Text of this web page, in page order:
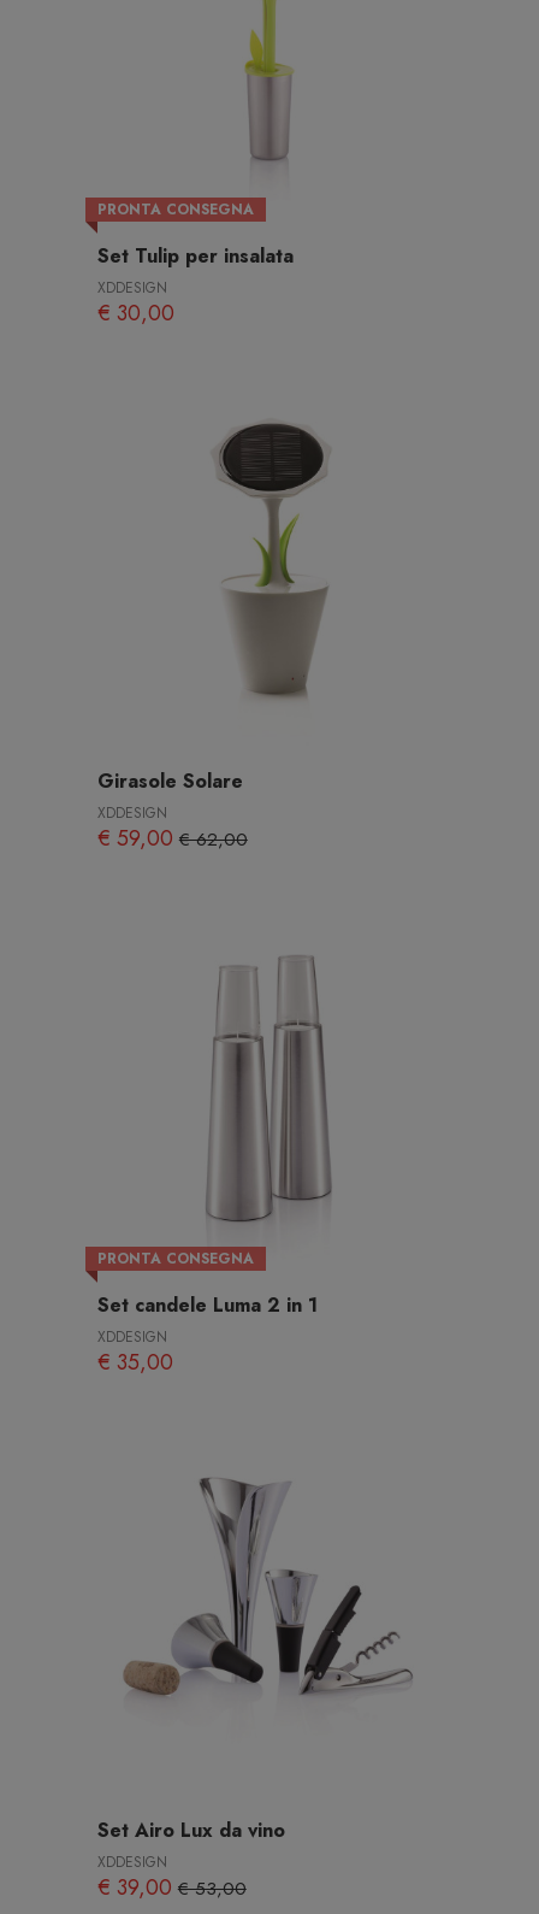
PRONTA CONSEGNA
Set Tulip per insalata
XDDESIGN
€ 30,00
Girasole Solare
XDDESIGN
€ 59,00€ 62,00
PRONTA CONSEGNA
Set candele Luma 2 in 1
XDDESIGN
€ 35,00
Set Airo Lux da vino
XDDESIGN
€ 39,00€ 53,00